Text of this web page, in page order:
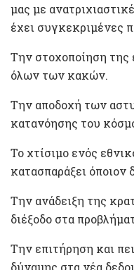
µας µε
έχει συγκεκριµένες
Την στοχοποίηση της
όλων των κακών.
Την αποδοχή των
κατανόησης του
Το χτίσιµο ενός
κατασπαράξει όποιον
Την ανάδειξη της
διέξοδο στα
Την επιτήρηση και
δύναµης στα νέα